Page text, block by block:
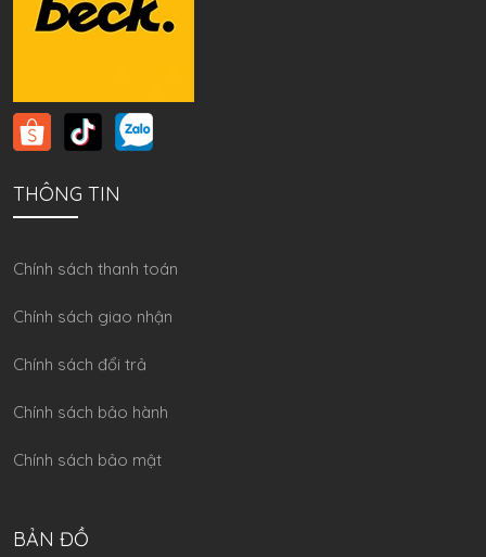
THÔNG TIN
Chính sách thanh toán
Chính sách giao nhận
Chính sách đổi trả
Chính sách bảo hành
Chính sách bảo mật
BẢN ĐỒ